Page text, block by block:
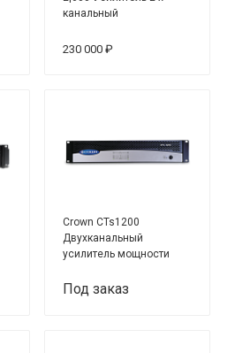
канальный
230 000 ₽
Crown CTs1200
Двухканальный
усилитель мощности
Под заказ